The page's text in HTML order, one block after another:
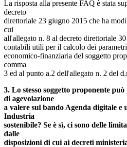
La risposta alla presente FAQ è stata
decreto
direttoriale 23 giugno 2015 che ha
cui
all'allegato n. 8 al decreto direttoriale
contabili utili per il calcolo dei
economico-finanziaria del soggetto
comma
3 ed al punto a.2 dell'allegato n. 2 del
3. Lo stesso soggetto proponente
di agevolazione
a valere sul bando Agenda digitale e
Industria
sostenibile? Se è sì, ci sono delle
dalle
disposizioni di cui ai decreti